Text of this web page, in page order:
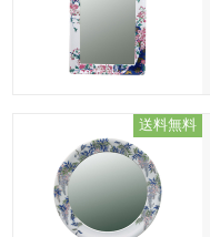
送料無料